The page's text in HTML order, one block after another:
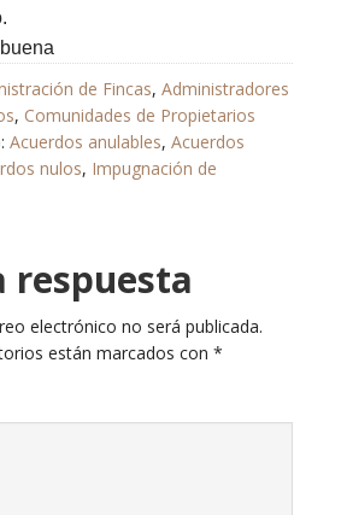
de Fincas, Administradores
, Comunidades de Propietarios
Acuerdos anulables, Acuerdos
nulos, Impugnación de
respuesta
electrónico no será publicada.
están marcados con *